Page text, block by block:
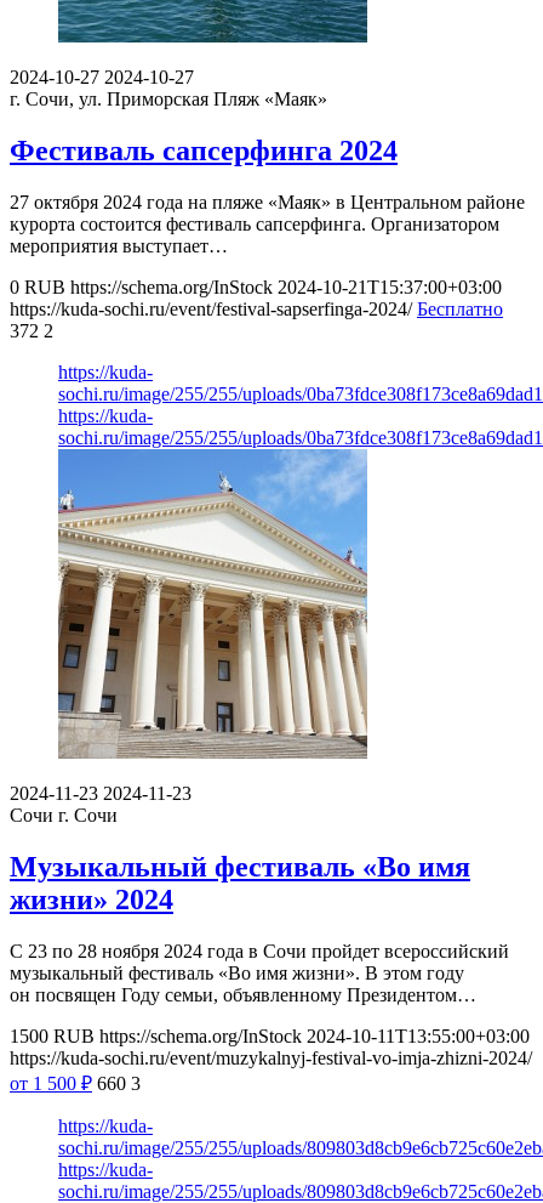
2024-10-27 2024-10-27
г. Сочи, ул. Приморская Пляж «Маяк»
Фестиваль сапсерфинга 2024
27 октября 2024 года на пляже «Маяк» в Центральном районе
курорта состоится фестиваль сапсерфинга. Организатором
мероприятия выступает…
0 RUB https://schema.org/InStock 2024-10-21T15:37:00+03:00
https://kuda-sochi.ru/event/festival-sapserfinga-2024/ Бесплатно
372 2
https://kuda-
sochi.ru/image/255/255/uploads/
https://kuda-
sochi.ru/image/255/255/uploads/
2024-11-23 2024-11-23
Сочи г. Сочи
Музыкальный фестиваль «Во имя
жизни» 2024
С 23 по 28 ноября 2024 года в Сочи пройдет всероссийский
музыкальный фестиваль «Во имя жизни». В этом году
он посвящен Году семьи, объявленному Президентом…
1500 RUB https://schema.org/InStock 2024-10-11T13:55:00+03:00
https://kuda-sochi.ru/event/muzykalnyj-festival-vo-imja-zhizni-2024/
от 1 500 ₽ 660 3
https://kuda-
sochi.ru/image/255/255/uploads/
https://kuda-
sochi.ru/image/255/255/uploads/